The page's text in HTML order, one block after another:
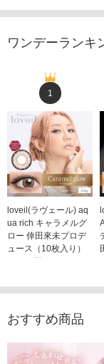
ワンデーランキ
1
loveil(ラヴェール) aq
ua rich キャラメルグ
ロー 倖田來未プロデ
ュース（10枚入り）
おすすめ商品